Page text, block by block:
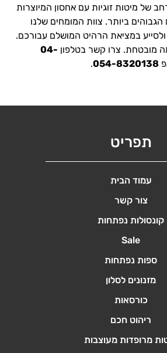
של מיטות זוגיות עם אחסון המיוצרות
ביותר. צוות המומחים שלנו
במציאת הרהיט המושלם עבורכם.
מובטחת. צרו קשר בטלפון 04-
054-8320138
.
תפריט
עמוד הבית
צור קשר
קונסולות נפתחות
Sale
ספות נפתחות
מזנונים לסלון
כורסאות
ריהוט חכם
מרופדות מעוצבות